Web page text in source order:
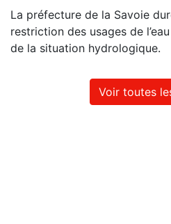
La préfecture de la Savoie
restriction des usages de
de la situation hydrologique.
Voir toutes